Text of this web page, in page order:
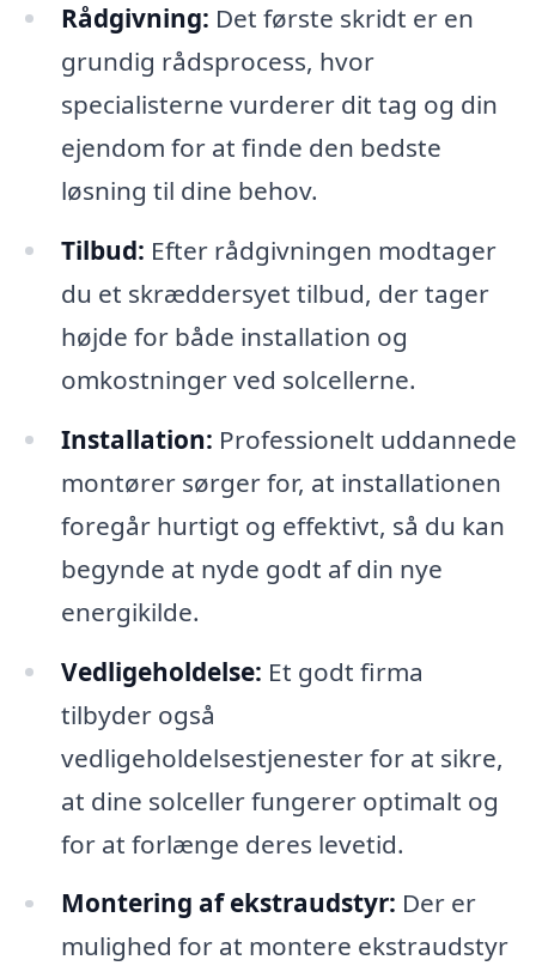
Rådgivning: Det første skridt er en
grundig rådsprocess, hvor
specialisterne vurderer dit tag og din
ejendom for at finde den bedste
løsning til dine behov.
Tilbud: Efter rådgivningen modtager
du et skræddersyet tilbud, der tager
højde for både installation og
omkostninger ved solcellerne.
Installation: Professionelt uddannede
montører sørger for, at installationen
foregår hurtigt og effektivt, så du kan
begynde at nyde godt af din nye
energikilde.
Vedligeholdelse: Et godt firma
tilbyder også
vedligeholdelsestjenester for at sikre,
at dine solceller fungerer optimalt og
for at forlænge deres levetid.
Montering af ekstraudstyr: Der er
mulighed for at montere ekstraudstyr